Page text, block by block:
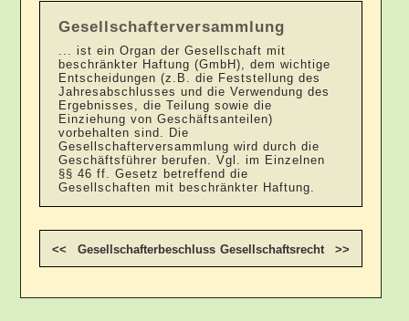
Gesellschafterversammlung
... ist ein Organ der Gesellschaft mit
beschränkter Haftung (GmbH), dem wichtige
Entscheidungen (z.B. die Feststellung des
Jahresabschlusses und die Verwendung des
Ergebnisses, die Teilung sowie die
Einziehung von Geschäftsanteilen)
vorbehalten sind. Die
Gesellschafterversammlung wird durch die
Geschäftsführer berufen. Vgl. im Einzelnen
§§ 46 ff. Gesetz betreffend die
Gesellschaften mit beschränkter Haftung.
<< Gesellschafterbeschluss Gesellschaftsrecht >>